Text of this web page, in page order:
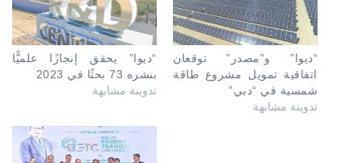
“ديوا” يحقق إنجازًا علميًّا
بنشره 73 بحثًا في 2023
تدوينة مشابهة
“ديوا” و”مصدر” توقعان
اتفاقية تمويل مشروع طاقة
شمسية في “دبي”
تدوينة مشابهة